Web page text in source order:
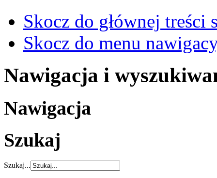
Skocz do głównej treści
Skocz do menu
Nawigacja i
Nawigacja
Szukaj
Szukaj...